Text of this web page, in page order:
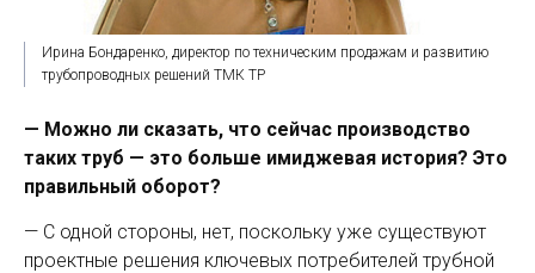
Ирина Бондаренко, директор по техническим продажам и развитию
трубопроводных решений ТМК ТР
— Можно ли сказать, что сейчас производство
таких труб — это больше имиджевая история? Это
правильный оборот?
— С одной стороны, нет, поскольку уже существуют
проектные решения ключевых потребителей трубной